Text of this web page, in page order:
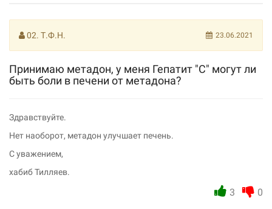
02. Т.Ф.Н. 23.06.2021
Принимаю метадон, у меня Гепатит "С" могут ли
быть боли в печени от метадона?
Здравствуйте.
Нет наоборот, метадон улучшает печень.
С уважением,
хабиб Тилляев.
3 0